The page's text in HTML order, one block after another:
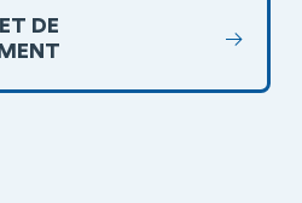
DE